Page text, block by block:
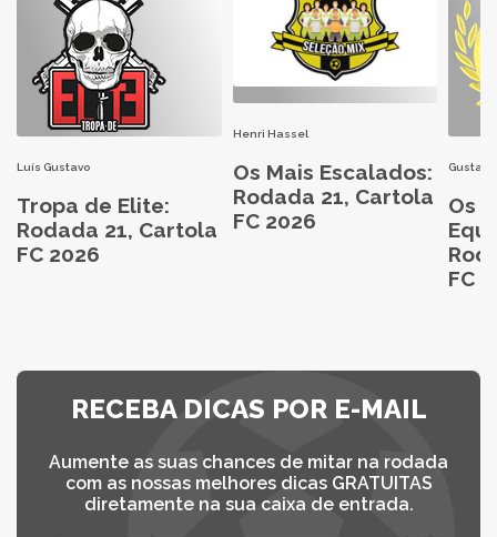
Luís Gustavo
Tropa de Elite:
Rodada 21, Cartola
FC 2026
Henri Hassel
Os Mais Escalados:
Rodada 21, Cartola
FC 2026
Gustavo
Os
FC
RECEBA DICAS POR E-MAIL
Aumente as suas chances de mitar na rodada
com as nossas melhores dicas GRATUITAS
diretamente na sua caixa de entrada.